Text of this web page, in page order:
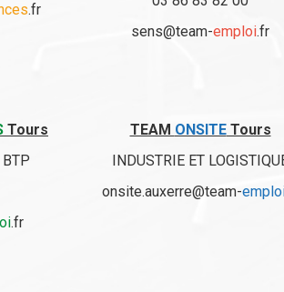
.fr
sens@team-emploi.fr
Tours
.fr
TEAM ONSITETours
INDUSTRIE ET
onsite.auxerre@team-